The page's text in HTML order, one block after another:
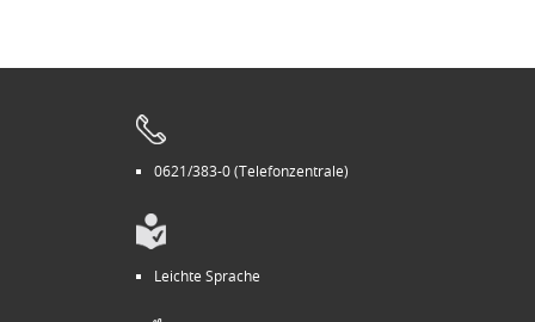
0621/383-0 (Telefonzentrale)
Leichte Sprache